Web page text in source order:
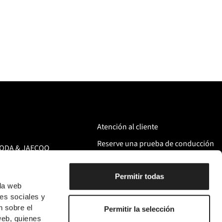
web
sociales y
sobre el
quienes
Permitir todas
Permitir la selección
& JAECOO
Atención al cliente
Reserve una prueba de conducción